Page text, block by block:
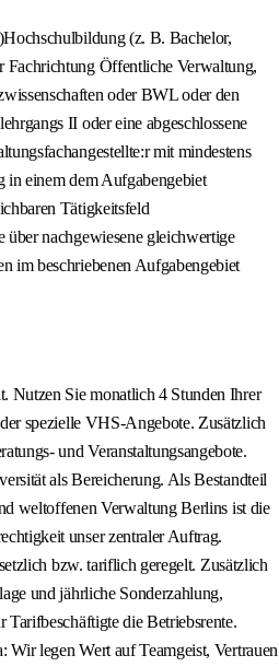
(z. B. Bachelor,
Fachrichtung Öffentliche Verwaltung,
oder BWL oder den
II oder eine abgeschlossene
mit mindestens
in einem dem Aufgabengebiet
Tätigkeitsfeld
über nachgewiesene gleichwertige
im beschriebenen Aufgabengebiet
Nutzen Sie monatlich 4 Stunden Ihrer
spezielle VHS-Angebote. Zusätzlich
und Veranstaltungsangebote.
als Bereicherung. Als Bestandteil
weltoffenen Verwaltung Berlins ist die
unser zentraler Auftrag.
bzw. tariflich geregelt. Zusätzlich
und jährliche Sonderzahlung,
die Betriebsrente.
Wir legen Wert auf Teamgeist, Vertrauen